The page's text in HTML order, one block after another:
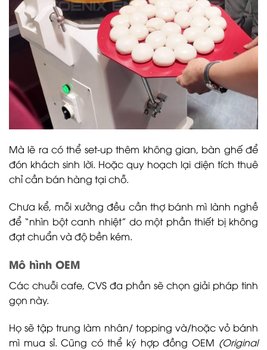
Mà lẽ ra có thể set-up thêm không gian, bàn ghế để
đón khách sinh lời. Hoặc quy hoạch lại diện tích thuê
chỉ cần bán hàng tại chỗ.
Chưa kể, mỗi xưởng đều cần thợ bánh mì lành nghề
để “nhìn bột canh nhiệt” do một phần thiết bị không
đạt chuẩn và độ bền kém.
Mô hình OEM
Các chuỗi cafe, CVS đa phần sẽ chọn giải pháp tinh
gọn này.
Họ sẽ tập trung làm nhân/ topping và/hoặc vỏ bánh
mì mua sỉ. Cũng có thể ký hợp đồng OEM (Original